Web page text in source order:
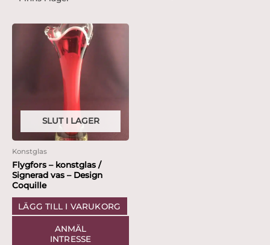
SLUT I LAGER
Konstglas
Flygfors – konstglas /
Signerad vas – Design
Coquille
LÄGG TILL I VARUKORG
ANMÄL
INTRESSE